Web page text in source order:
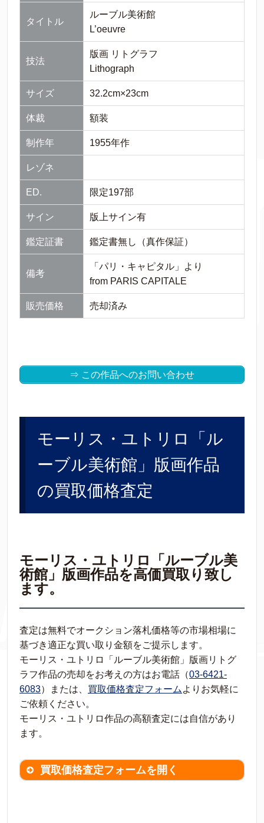
タイトル
ルーブル美術館
L’oeuvre
技法
版画 リトグラフ
Lithograph
サイズ 32.2cm×23cm
体裁 額装
制作年 1955年作
レゾネ
ED. 限定197部
サイン 版上サイン有
鑑定証書 鑑定書無し（真作保証）
備考
「パリ・キャピタル」より
from PARIS CAPITALE
販売価格 売却済み
⇒ この作品へのお問い合わせ
モーリス・ユトリロ「ル
ーブル美術館」版画作品
の買取価格査定
モーリス・ユトリロ「ルーブル美
術館」版画作品を高価買取り致し
ます。
査定は無料でオークション落札価格等の市場相場に
基づき適正な買い取り金額をご提示します。
モーリス・ユトリロ「ルーブル美術館」版画リトグ
ラフ作品の売却をお考えの方はお電話（03-6421-
6083）または、 買取価格査定フォーム よりお気軽に
ご依頼ください。
モーリス・ユトリロ作品の高額査定には自信があり
ます。
買取価格査定フォームを開く